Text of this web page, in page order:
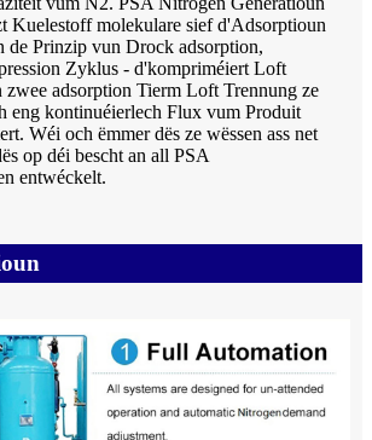
Kuelestoff molekulare sief d'Adsorptioun
de Prinzip vun Drock adsorption,
Zyklus - d'kompriméiert Loft
zwee adsorption Tierm Loft Trennung ze
eng kontinuéierlech Flux vum Produit
Wéi och ëmmer dës ze wëssen ass net
op déi bescht an all PSA
entwéckelt.